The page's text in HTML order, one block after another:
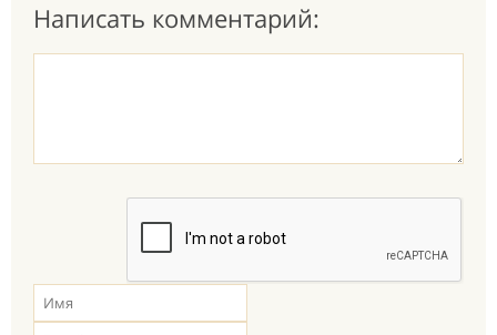
Написать комментарий: